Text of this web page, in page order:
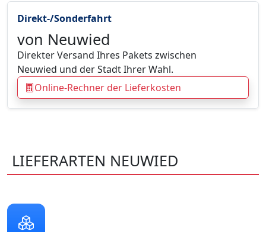
Direkt-/Sonderfahrt
von Neuwied
Direkter Versand Ihres Pakets zwischen
Neuwied und der Stadt Ihrer Wahl.
Online-Rechner der Lieferkosten
LIEFERARTEN NEUWIED